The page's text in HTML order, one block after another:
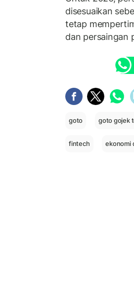
disesuaikan
tetap
dan persaingan
goto goto gojek
fintech ekonomi